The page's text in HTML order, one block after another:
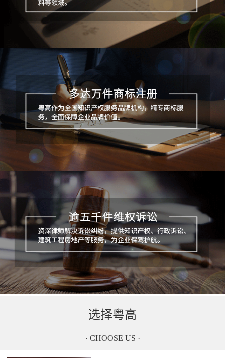
选择粤高
—————— · CHOOSE US · ——————